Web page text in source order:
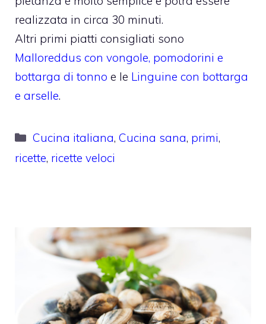
realizzata in circa 30 minuti.
Altri primi piatti consigliati sono
Malloreddus con vongole, pomodorini e
bottarga di tonno e le Linguine con bottarga
e arselle.
Categorie
Cucina italiana,Cucina sana, primi,
ricette, ricette veloci